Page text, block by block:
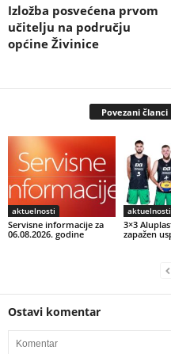
Izložba posvećena prvom
učitelju na području
općine Živinice
Povezani članci
aktuelnosti
Servisne informacije za
06.08.2026. godine
aktuelnosti
3×3
zapažen
Ostavi komentar